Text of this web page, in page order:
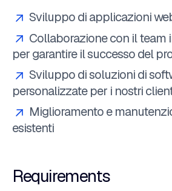
Sviluppo di applicazioni
Collaborazione con il team
per garantire il successo del
Sviluppo di soluzioni di
personalizzate per i nostri
Miglioramento e
esistenti
Requirements